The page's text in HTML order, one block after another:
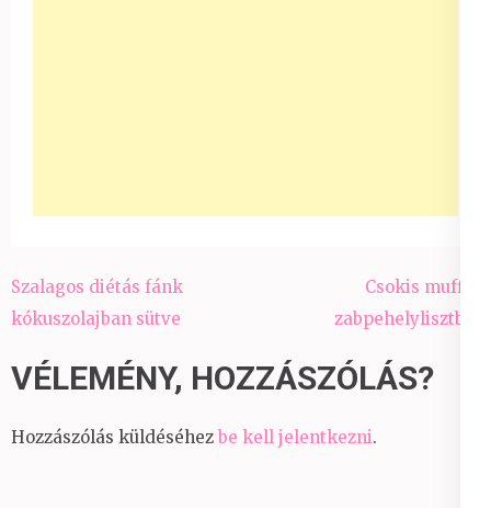
Bejegyzés
navigáció
Szalagos diétás fánk
kókuszolajban sütve
Csokis muffin
zabpehelylisztből
VÉLEMÉNY, HOZZÁSZÓLÁS?
Hozzászólás küldéséhez be kell jelentkezni.